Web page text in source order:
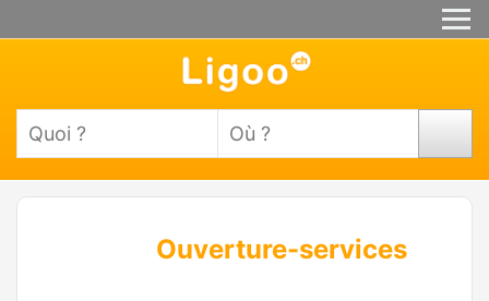
Ouverture-services